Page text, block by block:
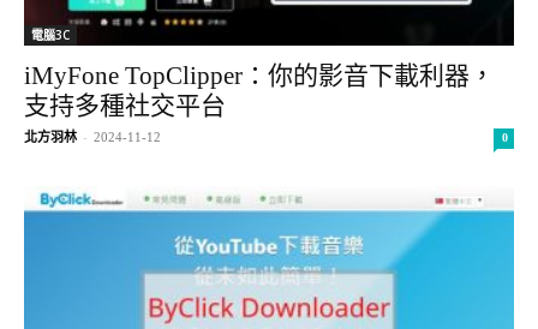
電腦3C
iMyFone TopClipper：你的影音下載利器，
支持多種社交平台
北方羽林 - 2024-11-12 0